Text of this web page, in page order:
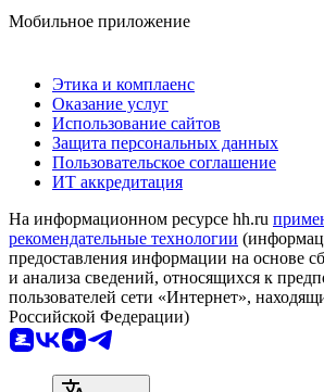
Мобильное приложение
Этика и комплаенс
Оказание услуг
Использование сайтов
Защита персональных данных
Пользовательское соглашение
ИТ аккредитация
На информационном ресурсе hh.ru
рекомендательные технологии
предоставления информации на основе
и анализа сведений, относящихся к
пользователей сети «Интернет»,
Российской Федерации)